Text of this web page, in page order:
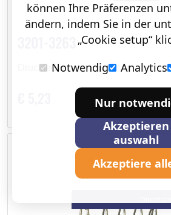
Druckfeder
können Ihre Präferenzen
ändern, indem Sie in der
„Cookie setup“
Notwendig
Analytics
Nur
Akzeptieren
auswahl
Akzeptiere